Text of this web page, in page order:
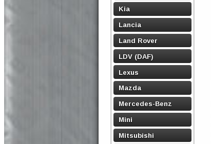
Kia
Lancia
Land Rover
LDV (DAF)
Lexus
Mazda
Mercedes-Benz
Mini
Mitsubishi